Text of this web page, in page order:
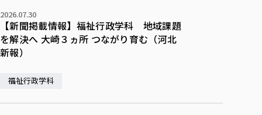
2026.07.30
【新聞掲載情報】福祉行政学科 地域課題
を解決へ 大崎３ヵ所 つながり育む（河北
新報）
福祉行政学科